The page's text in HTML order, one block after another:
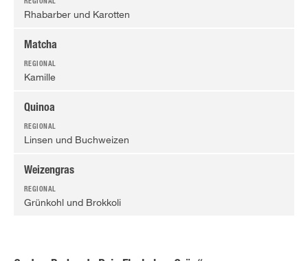
Rhabarber und Karotten
Matcha
Kamille
Quinoa
Linsen und Buchweizen
Weizengras
Grünkohl und Brokkoli